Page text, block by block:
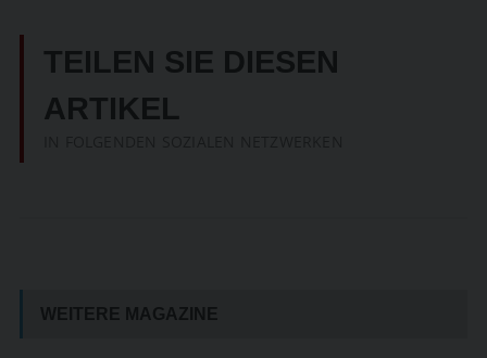
TEILEN SIE DIESEN
ARTIKEL
WEITERE MAGAZINE